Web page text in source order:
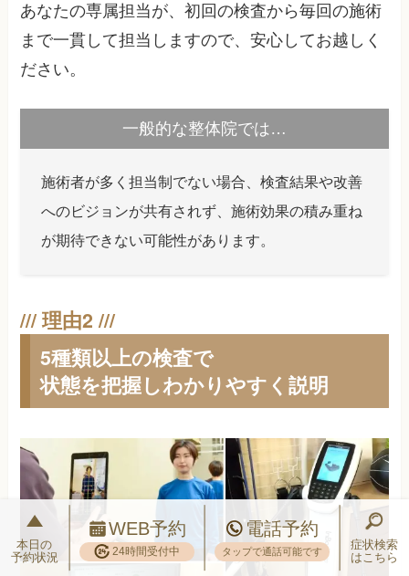
あなたの専属担当が、初回の検査から毎回の施術
まで一貫して担当しますので、安心してお越しく
ださい。
一般的な整体院では…
施術者が多く担当制でない場合、検査結果や改善
へのビジョンが共有されず、施術効果の積み重ね
が期待できない可能性があります。
5種類以上の検査で
状態を把握しわかりやすく説明
本日の
予約状況
WEB予約
24時間受付中
電話予約
タップで通話可能です
症状検索
はこちら